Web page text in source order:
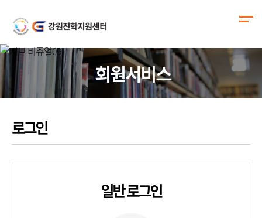
회원서비스
로그인
일반 로그인